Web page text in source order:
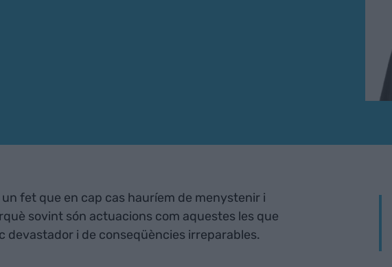
fet que en cap cas hauríem de menystenir i
sovint són actuacions com aquestes les que
devastador i de conseqüències irreparables.